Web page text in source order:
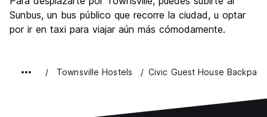
Sunbus, un bus público que recorre la ciudad, u optar
por ir en taxi para viajar aún más cómodamente.
Townsville Hostels Civic Guest House